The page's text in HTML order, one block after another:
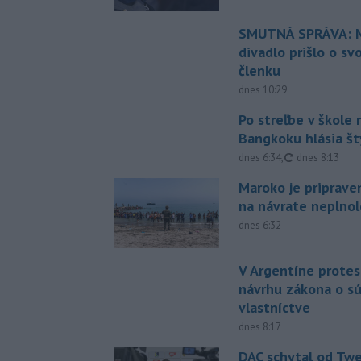
SMUTNÁ
divadlo prišlo o
členku
dnes 10:29
Po streľbe v škole
Bangkoku hlásia
dnes 6:34, aktualizované
dnes 8:13
Maroko je
na návrate
dnes 6:32
V Argentíne
návrhu zákona o
vlastníctve
dnes 8:17
DAC schytal od